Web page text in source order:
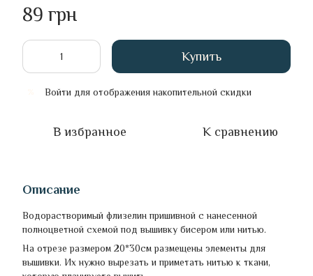
89 грн
Купить
Войти для отображения накопительной скидки
В избранное К сравнению
Описание
Водорастворимый флизелин пришивной с нанесенной
полноцветной схемой под вышивку бисером или нитью.
На отрезе размером 20*30см размещены элементы для
вышивки. Их нужно вырезать и приметать нитью к ткани,